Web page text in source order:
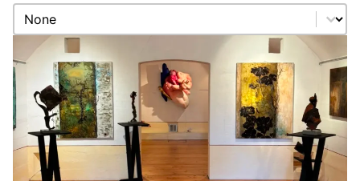
Filtra
Filtra